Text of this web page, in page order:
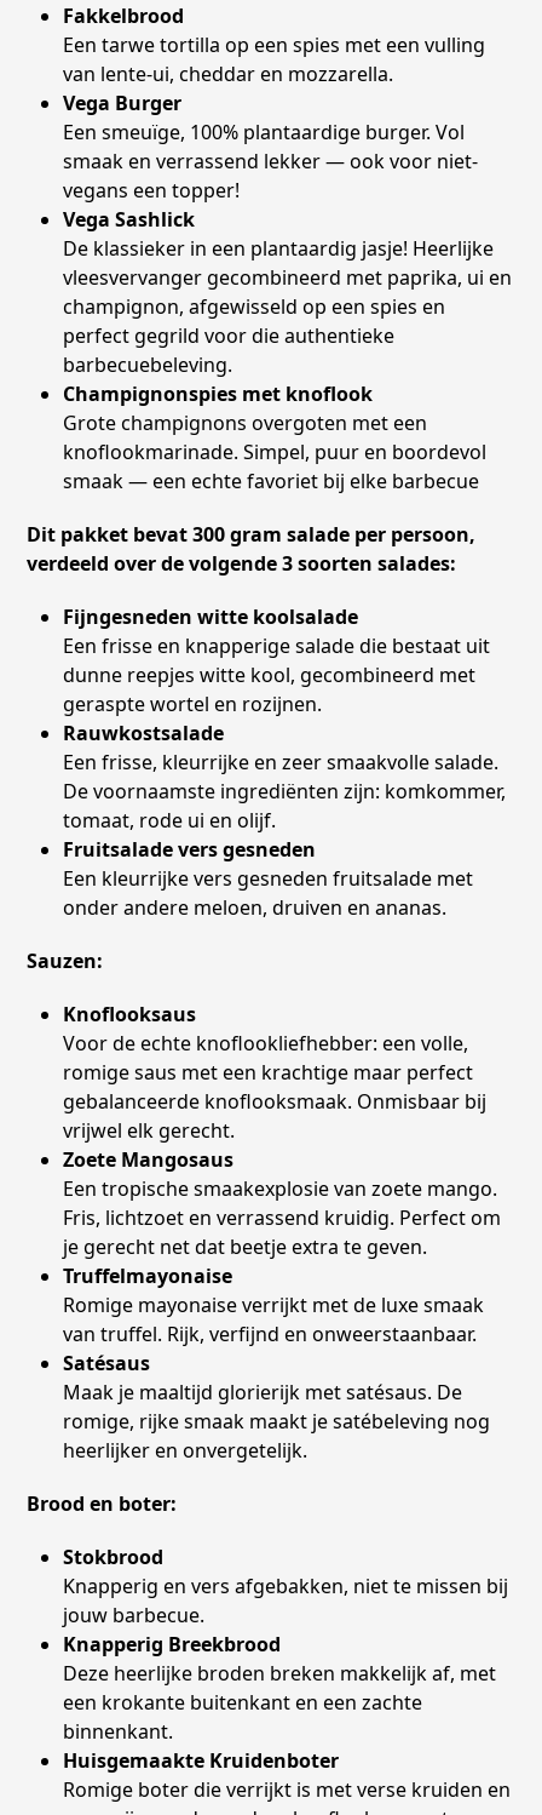
Fakkelbrood
Een tarwe tortilla op een spies met een vulling
van lente-ui, cheddar en mozzarella.
Vega Burger
Een smeuïge, 100% plantaardige burger. Vol
smaak en verrassend lekker — ook voor niet-
vegans een topper!
Vega Sashlick
De klassieker in een plantaardig jasje! Heerlijke
vleesvervanger gecombineerd met paprika, ui en
champignon, afgewisseld op een spies en
perfect gegrild voor die authentieke
barbecuebeleving.
Champignonspies met knoflook
Grote champignons overgoten met een
knoflookmarinade. Simpel, puur en boordevol
smaak — een echte favoriet bij elke barbecue
Dit pakket bevat 300 gram salade per persoon,
verdeeld over de volgende 3 soorten salades:
Fijngesneden witte koolsalade
Een frisse en knapperige salade die bestaat uit
dunne reepjes witte kool, gecombineerd met
geraspte wortel en rozijnen.
Rauwkostsalade
Een frisse, kleurrijke en zeer smaakvolle salade.
De voornaamste ingrediënten zijn: komkommer,
tomaat, rode ui en olijf.
Fruitsalade vers gesneden
Een kleurrijke vers gesneden fruitsalade met
onder andere meloen, druiven en ananas.
Sauzen:
Knoflooksaus
Voor de echte knoflookliefhebber: een volle,
romige saus met een krachtige maar perfect
gebalanceerde knoflooksmaak. Onmisbaar bij
vrijwel elk gerecht.
Zoete Mangosaus
Een tropische smaakexplosie van zoete mango.
Fris, lichtzoet en verrassend kruidig. Perfect om
je gerecht net dat beetje extra te geven.
Truffelmayonaise
Romige mayonaise verrijkt met de luxe smaak
van truffel. Rijk, verfijnd en onweerstaanbaar.
Satésaus
Maak je maaltijd glorierijk met satésaus. De
romige, rijke smaak maakt je satébeleving nog
heerlijker en onvergetelijk.
Brood en boter:
Stokbrood
Knapperig en vers afgebakken, niet te missen bij
jouw barbecue.
Knapperig Breekbrood
Deze heerlijke broden breken makkelijk af, met
een krokante buitenkant en een zachte
binnenkant.
Huisgemaakte Kruidenboter
Romige boter die verrijkt is met verse kruiden en